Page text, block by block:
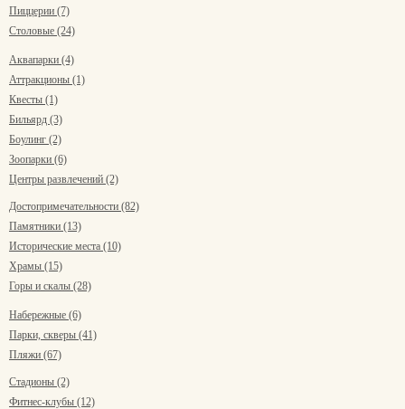
Пиццерии (7)
Столовые (24)
Аквапарки (4)
Аттракционы (1)
Квесты (1)
Бильярд (3)
Боулинг (2)
Зоопарки (6)
Центры развлечений (2)
Достопримечательности (82)
Памятники (13)
Исторические места (10)
Храмы (15)
Горы и скалы (28)
Набережные (6)
Парки, скверы (41)
Пляжи (67)
Стадионы (2)
Фитнес-клубы (12)